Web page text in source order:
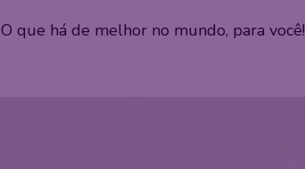
O que há de melhor no mundo, para você!